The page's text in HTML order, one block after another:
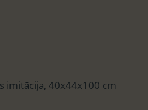
imitācija, 40x44x100 cm